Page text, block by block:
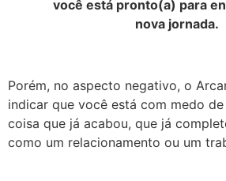
você está pronto(a) para
nova jornada.
Porém, no aspecto negativo, o
indicar que você está com medo
coisa que já acabou, que já
como um relacionamento ou um